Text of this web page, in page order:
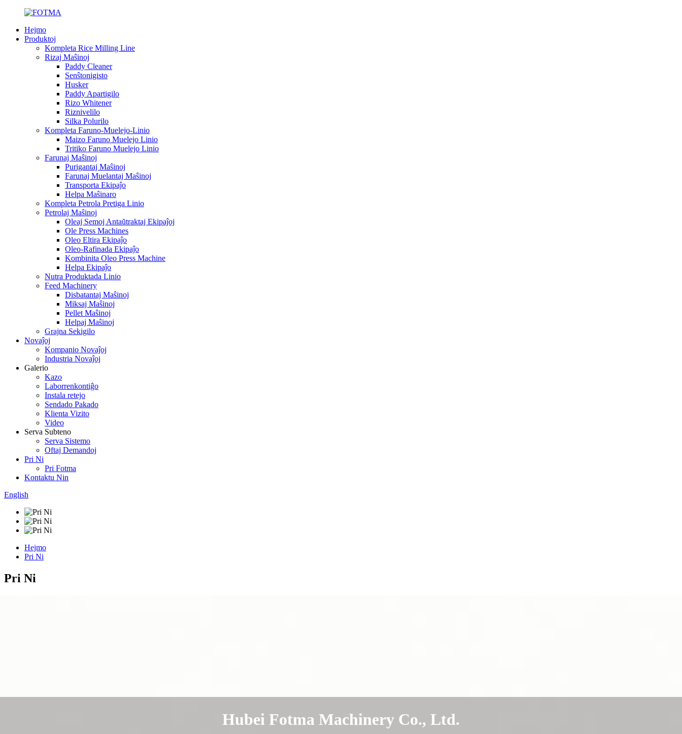
Hejmo
Produktoj
Kompleta Rice Milling Line
Rizaj Maŝinoj
Paddy Cleaner
Senŝtonigisto
Husker
Paddy Apartigilo
Rizo Whitener
Riznivelilo
Silka Polurilo
Kompleta Faruno-Muelejo-Linio
Maizo Faruno Muelejo Linio
Tritiko Faruno Muelejo Linio
Farunaj Maŝinoj
Purigantaj Maŝinoj
Farunaj Muelantaj Maŝinoj
Transporta Ekipaĵo
Helpa Maŝinaro
Kompleta Petrola Pretiga Linio
Petrolaj Maŝinoj
Oleaj Semoj Antaŭtraktaj Ekipaĵoj
Ole Press Machines
Oleo Eltira Ekipaĵo
Oleo-Rafinada Ekipaĵo
Kombinita Oleo Press Machine
Helpa Ekipaĵo
Nutra Produktada Linio
Feed Machinery
Disbatantaj Maŝinoj
Miksaj Maŝinoj
Pellet Maŝinoj
Helpaj Maŝinoj
Grajna Sekigilo
Novaĵoj
Kompanio Novaĵoj
Industria Novaĵoj
Galerio
Kazo
Laborrenkontiĝo
Instala retejo
Sendado Pakado
Klienta Vizito
Video
Serva Subteno
Serva Sistemo
Oftaj Demandoj
Pri Ni
Pri Fotma
Kontaktu Nin
English
Hejmo
Pri Ni
Pri Ni
Hubei Fotma Machinery Co., Ltd.